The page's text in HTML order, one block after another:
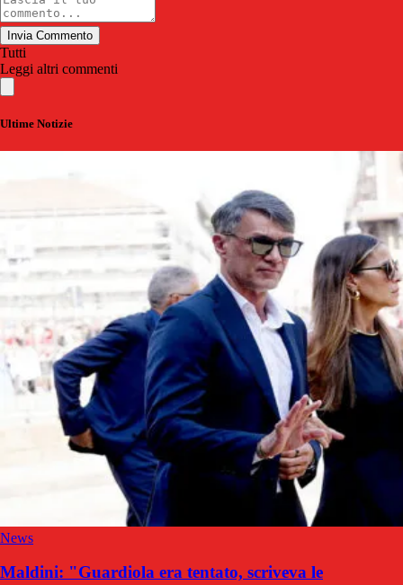
Invia Commento
Tutti
Leggi altri commenti
Ultime Notizie
News
Maldini: "Guardiola era tentato, scriveva le